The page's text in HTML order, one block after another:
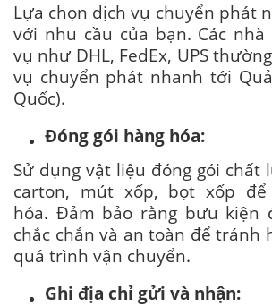
Lựa chọn dịch vụ chuyển phát
với nhu cầu của bạn. Các nhà
vụ như DHL, FedEx, UPS
vụ chuyển phát nhanh tới
Quốc).
Đóng gói hàng hóa:
Sử dụng vật liệu đóng gói chất
carton, mút xốp, bọt xốp
hóa. Đảm bảo rằng bưu kiện
chắc chắn và an toàn để tránh
quá trình vận chuyển.
Ghi địa chỉ gửi và nhận: